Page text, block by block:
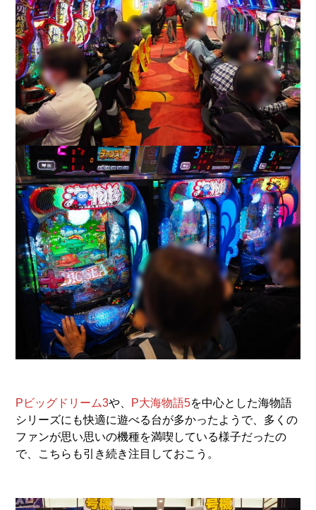
Pビッグドリーム3や、 P大海物語5を中心とした海物語
シリーズにも快適に遊べる台が多かったようで、多くの
ファンが思い思いの機種を満喫している様子だったの
で、こちらも引き続き注目しておこう。